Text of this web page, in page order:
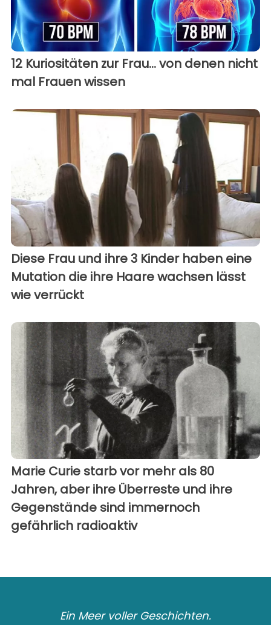
12 Kuriositäten zur Frau... von denen nicht
mal Frauen wissen
Diese Frau und ihre 3 Kinder haben eine
Mutation die ihre Haare wachsen lässt
wie verrückt
Marie Curie starb vor mehr als 80
Jahren, aber ihre Überreste und ihre
Gegenstände sind immernoch
gefährlich radioaktiv
Ein Meer voller Geschichten.